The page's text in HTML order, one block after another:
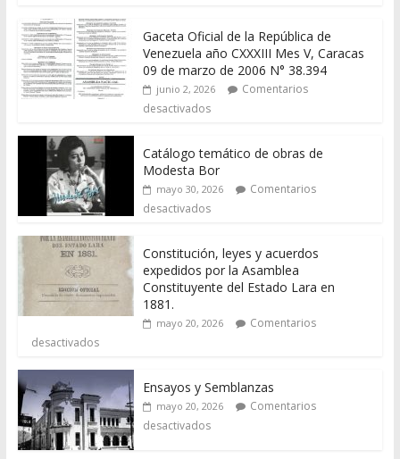
Gaceta Oficial de la República de
Venezuela año CXXXIII Mes V, Caracas
09 de marzo de 2006 N° 38.394
junio 2, 2026
Comentarios
desactivados
Catálogo temático de obras de
Modesta Bor
mayo 30, 2026
Comentarios
desactivados
Constitución, leyes y acuerdos
expedidos por la Asamblea
Constituyente del Estado Lara en
1881.
mayo 20, 2026
Comentarios
desactivados
Ensayos y Semblanzas
mayo 20, 2026
Comentarios
desactivados